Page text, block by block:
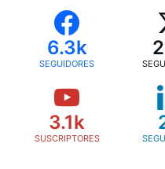
6.3k
SEGUIDORES
3.1k
SUSCRIPTORES